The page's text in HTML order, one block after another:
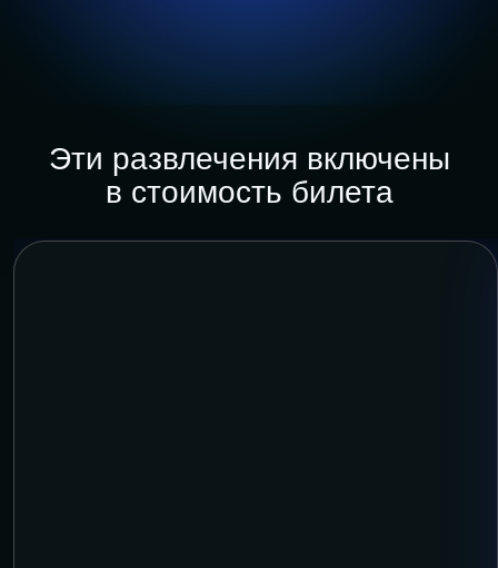
Эти развлечения включены
в стоимость билета